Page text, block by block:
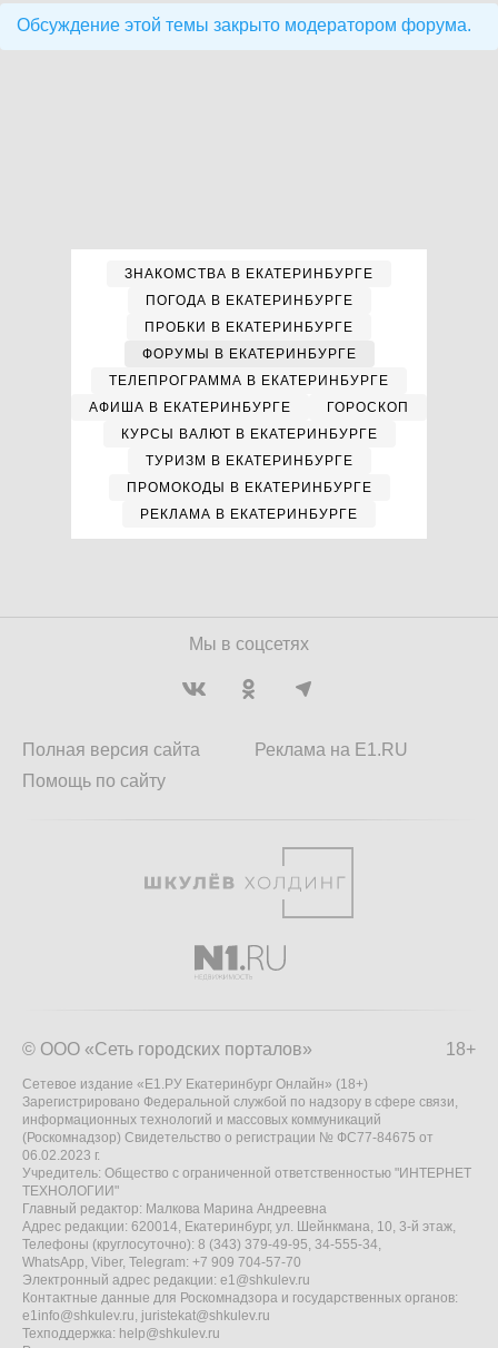
Обсуждение этой темы закрыто модератором форума.
ЗНАКОМСТВА В ЕКАТЕРИНБУРГЕ
ПОГОДА В ЕКАТЕРИНБУРГЕ
ПРОБКИ В ЕКАТЕРИНБУРГЕ
ФОРУМЫ В ЕКАТЕРИНБУРГЕ
ТЕЛЕПРОГРАММА В ЕКАТЕРИНБУРГЕ
АФИША В ЕКАТЕРИНБУРГЕ
ГОРОСКОП
КУРСЫ ВАЛЮТ В ЕКАТЕРИНБУРГЕ
ТУРИЗМ В ЕКАТЕРИНБУРГЕ
ПРОМОКОДЫ В ЕКАТЕРИНБУРГЕ
РЕКЛАМА В ЕКАТЕРИНБУРГЕ
Мы в соцсетях
Полная версия сайта
Помощь по сайту
Реклама на E1.RU
18+
© ООО «Сеть городских порталов»
Сетевое издание «Е1.РУ Екатеринбург Онлайн» (18+)
Зарегистрировано Федеральной службой по надзору в сфере связи,
информационных технологий и массовых коммуникаций
(Роскомнадзор) Свидетельство о регистрации № ФС77-84675 от
06.02.2023 г.
Учредитель: Общество с ограниченной ответственностью "ИНТЕРНЕТ
ТЕХНОЛОГИИ"
Главный редактор: Малкова Марина Андреевна
Адрес редакции: 620014, Екатеринбург, ул. Шейнкмана, 10, 3-й этаж,
Телефоны (круглосуточно): 8 (343) 379-49-95, 34-555-34,
WhatsApp, Viber, Telegram: +7 909 704-57-70
Электронный адрес редакции: e1@shkulev.ru
Контактные данные для Роскомнадзора и государственных органов:
e1info@shkulev.ru, juristekat@shkulev.ru
Техподдержка: help@shkulev.ru